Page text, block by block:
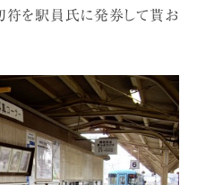
符を駅員氏に発券して貰お